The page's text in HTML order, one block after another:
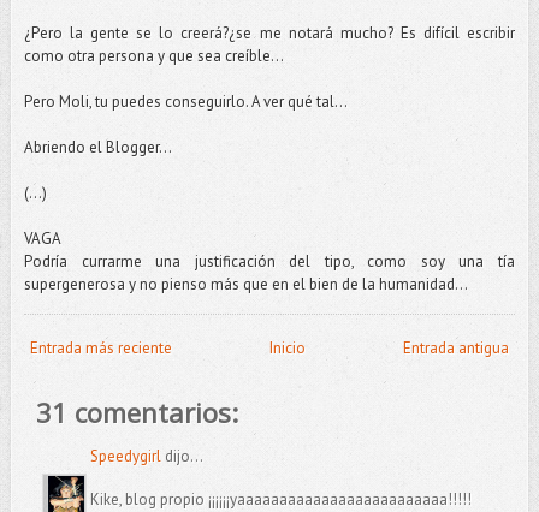
¿Pero la gente se lo creerá?¿se me notará mucho? Es difícil escribir
como otra persona y que sea creíble...
Pero Moli, tu puedes conseguirlo. A ver qué tal...
Abriendo el Blogger...
(...)
VAGA
Podría currarme una justificación del tipo, como soy una tía
supergenerosa y no pienso más que en el bien de la humanidad...
Entrada más reciente Entrada antigua
Inicio
31 comentarios:
Speedygirldijo...
Kike, blog propio ¡¡¡¡¡¡yaaaaaaaaaaaaaaaaaaaaaaaaa!!!!!